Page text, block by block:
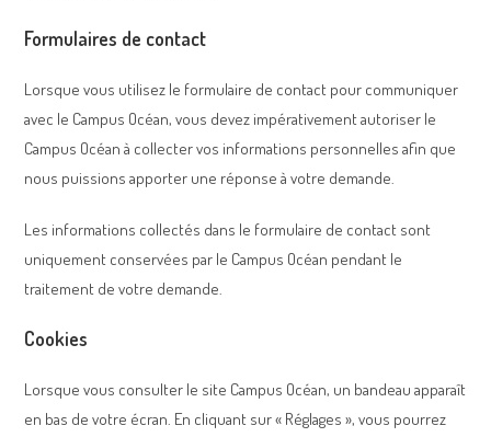
Formulaires de contact
Lorsque vous utilisez le formulaire de contact pour communiquer
avec le Campus Océan, vous devez impérativement autoriser le
Campus Océan à collecter vos informations personnelles afin que
nous puissions apporter une réponse à votre demande.
Les informations collectés dans le formulaire de contact sont
uniquement conservées par le Campus Océan pendant le
traitement de votre demande.
Cookies
Lorsque vous consulter le site Campus Océan, un bandeau apparaît
en bas de votre écran. En cliquant sur « Réglages », vous pourrez